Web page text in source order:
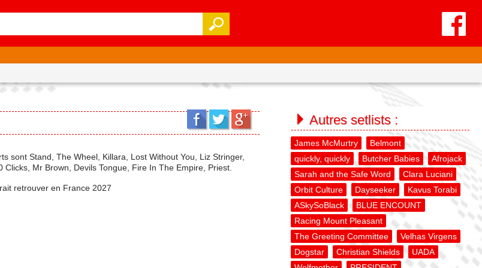
sont Stand, The Wheel, Killara, Lost Without You, Liz Stringer,
Mr Brown, Devils Tongue, Fire In The Empire, Priest.
retrouver en France 2027
Autres setlists :
James McMurtry
Belmont
quickly, quickly
Butcher Babies
Afrojack
Sarah and the Safe Word
Clara Luciani
Orbit Culture
Dayseeker
Kavus Torabi
ASkySoBlack
BLUE ENCOUNT
Racing Mount Pleasant
The Greeting Committee
Velhas Virgens
Dogstar
Christian Shields
UADA